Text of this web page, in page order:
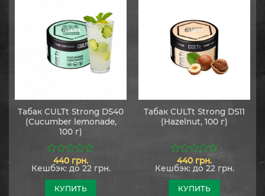
Табак CULTt Strong DS40
(Cucumber lemonade,
100 г)
из
5
440 грн.
Кешбэк:до 22 грн.
КУПИТЬ
Табак CULTt Strong DS11
(Hazelnut, 100 г)
из
5
440 грн.
Кешбэк:до 22 грн.
КУПИТЬ